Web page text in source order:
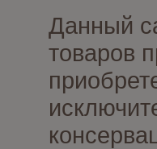
Данный
товаров